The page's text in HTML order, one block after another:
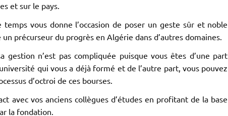
et sur le pays.
vous donne l’occasion de poser un geste sûr et noble
précurseur du progrès en Algérie dans d’autres domaines.
n’est pas compliquée puisque vous êtes d’une part
qui vous a déjà formé et de l’autre part, vous pouvez
d’octroi de ces bourses.
avec vos anciens collègues d’études en profitant de la base
la fondation.